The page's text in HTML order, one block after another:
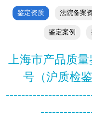
鉴定资质 法院备案
鉴定案例
上海市产品质
号（沪质检